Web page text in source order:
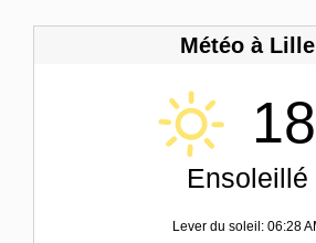
Météo à Lille
Ensoleillé
Lever du soleil: 06:28